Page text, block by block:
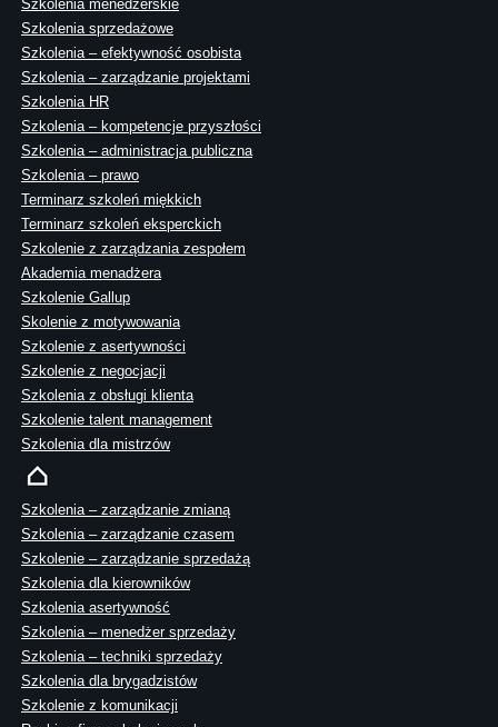
Szkolenia menedżerskie
Szkolenia sprzedażowe
Szkolenia – efektywność osobista
Szkolenia – zarządzanie projektami
Szkolenia HR
Szkolenia – kompetencje przyszłości
Szkolenia – administracja publiczna
Szkolenia – prawo
Terminarz szkoleń miękkich
Terminarz szkoleń eksperckich
Szkolenie z zarządzania zespołem
Akademia menadżera
Szkolenie Gallup
Skolenie z motywowania
Szkolenie z asertywności
Szkolenie z negocjacji
Szkolenia z obsługi klienta
Szkolenie talent management
Szkolenia dla mistrzów
Szkolenia – zarządzanie zmianą
Szkolenia – zarządzanie czasem
Szkolenie – zarządzanie sprzedażą
Szkolenia dla kierowników
Szkolenia asertywność
Szkolenia – menedżer sprzedaży
Szkolenia – techniki sprzedaży
Szkolenia dla brygadzistów
Szkolenie z komunikacji